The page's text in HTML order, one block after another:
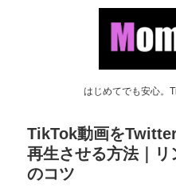
はじめてでも安心。
TikTok動画を
再生させる方法｜
のコツ